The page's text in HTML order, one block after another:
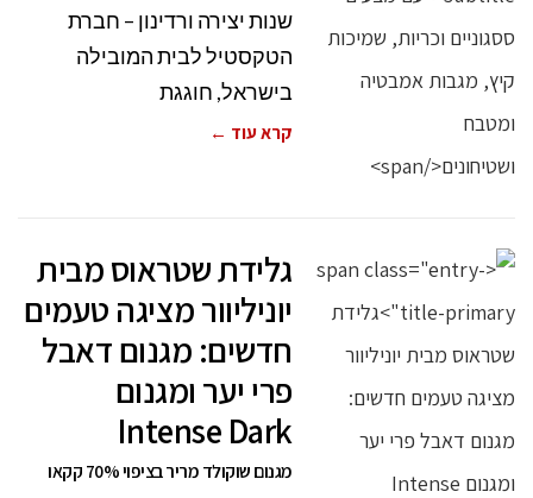
שנות יצירה ורדינון – חברת
הטקסטיל לבית המובילה
בישראל, חוגגת
קרא עוד ←
גלידת שטראוס מבית
יוניליוור מציגה טעמים
חדשים: מגנום דאבל
פרי יער ומגנום
Intense Dark
מגנום שוקולד מריר בציפוי 70% קקאו